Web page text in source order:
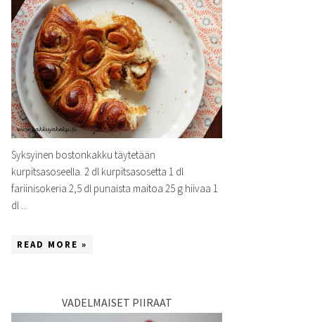
Syksyinen bostonkakku täytetään
kurpitsasoseella. 2 dl kurpitsasosetta 1 dl
fariinisokeria 2,5 dl punaista maitoa 25 g hiivaa 1
dl ...
READ MORE »
VADELMAISET PIIRAAT